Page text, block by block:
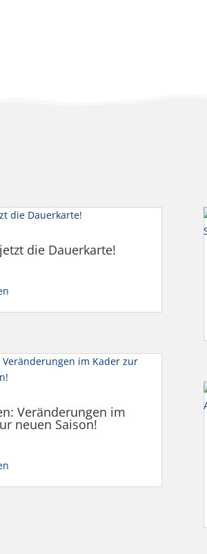
die Dauerkarte!
Veränderungen im
neuen Saison!